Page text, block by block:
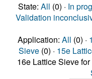
State: All (0) · In
Validation
Application: All (0) ·
Sieve (0) · 15e
16e Lattice Sieve